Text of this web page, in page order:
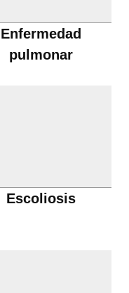
Enfermedad
pulmonar
Escoliosis